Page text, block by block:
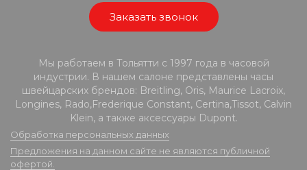
Заказать звонок
Мы работаем в Тольятти с 1997 года в часовой
индустрии. В нашем салоне представлены часы
швейцарских брендов: Breitling, Oris, Maurice Lacroix,
Longines, Rado,Frederique Constant, Certina,Tissot, Calvin
Klein, а также аксессуары Dupont.
Обработка персональных данных
Предложения на данном сайте не являются публичной
офертой.